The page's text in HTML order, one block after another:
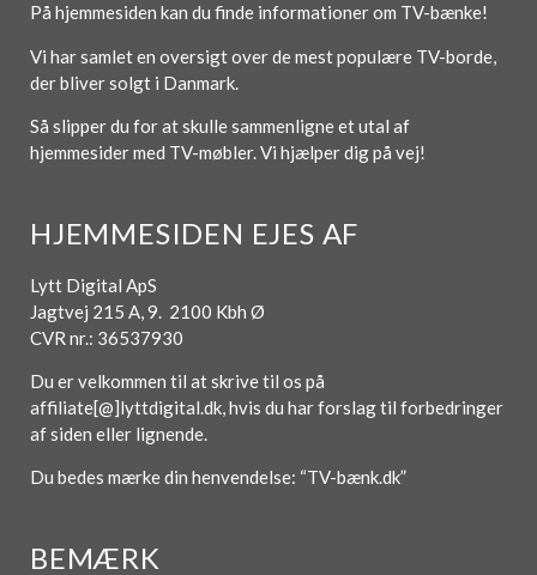
På hjemmesiden kan du finde informationer om TV-bænke!
Vi har samlet en oversigt over de mest populære TV-borde,
der bliver solgt i Danmark.
Så slipper du for at skulle sammenligne et utal af
hjemmesider med TV-møbler. Vi hjælper dig på vej!
HJEMMESIDEN EJES AF
Lytt Digital ApS
Jagtvej 215 A, 9. 2100 Kbh Ø
CVR nr.: 36537930
Du er velkommen til at skrive til os på
affiliate[@]lyttdigital.dk, hvis du har forslag til forbedringer
af siden eller lignende.
Du bedes mærke din henvendelse: “TV-bænk.dk”
BEMÆRK